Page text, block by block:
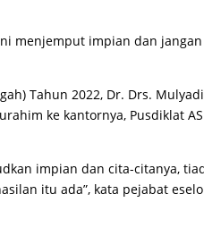
menjemput impian dan jangan
Tahun 2022, Dr. Drs.
ke kantornya, Pusdiklat
impian dan cita-citanya,
itu ada”, kata pejabat